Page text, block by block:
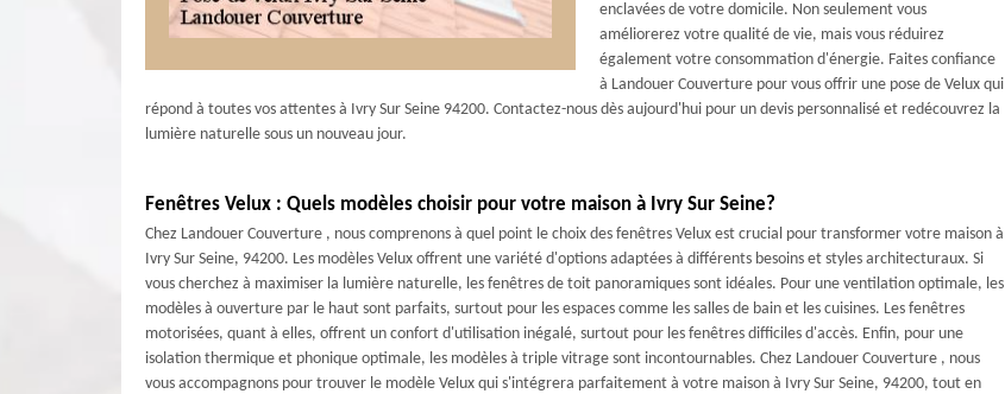
enclavées de votre domicile. Non seulement vous
améliorerez votre qualité de vie, mais vous réduirez
également votre consommation d'énergie. Faites confiance
à Landouer Couverture pour vous offrir une pose de Velux qui
répond à toutes vos attentes à Ivry Sur Seine 94200. Contactez-nous dès aujourd'hui pour un devis personnalisé et redécouvrez la
lumière naturelle sous un nouveau jour.
Fenêtres Velux : Quels modèles choisir pour votre maison à Ivry Sur Seine?
Chez Landouer Couverture , nous comprenons à quel point le choix des fenêtres Velux est crucial pour transformer votre maison à
Ivry Sur Seine, 94200. Les modèles Velux offrent une variété d'options adaptées à différents besoins et styles architecturaux. Si
vous cherchez à maximiser la lumière naturelle, les fenêtres de toit panoramiques sont idéales. Pour une ventilation optimale, les
modèles à ouverture par le haut sont parfaits, surtout pour les espaces comme les salles de bain et les cuisines. Les fenêtres
motorisées, quant à elles, offrent un confort d'utilisation inégalé, surtout pour les fenêtres difficiles d'accès. Enfin, pour une
isolation thermique et phonique optimale, les modèles à triple vitrage sont incontournables. Chez Landouer Couverture , nous
vous accompagnons pour trouver le modèle Velux qui s'intégrera parfaitement à votre maison à Ivry Sur Seine, 94200, tout en